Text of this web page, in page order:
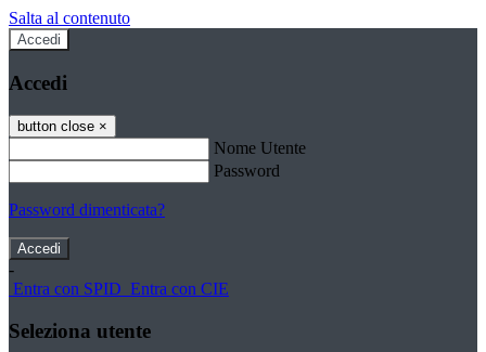
Salta al contenuto
Accedi
Accedi
button close ×
Nome Utente
Password
Password dimenticata?
-
Entra con SPID Entra con CIE
Seleziona utente